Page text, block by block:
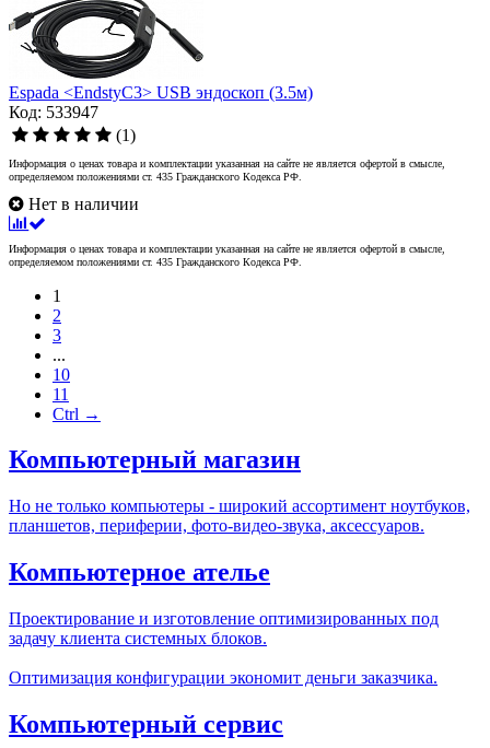
Espada <EndstyC3> USB эндоскоп (3.5м)
Код: 533947
(1)
Информация о ценах товара и комплектации указанная на сайте не является офертой в смысле,
определяемом положениями ст. 435 Гражданского Кодекса РФ.
Нет в наличии
Информация о ценах товара и комплектации указанная на сайте не является офертой в смысле,
определяемом положениями ст. 435 Гражданского Кодекса РФ.
1
2
3
...
10
11
Ctrl →
Компьютерный магазин
Но не только компьютеры - широкий ассортимент ноутбуков,
планшетов, периферии, фото-видео-звука, аксессуаров.
Компьютерное ателье
Проектирование и изготовление оптимизированных под
задачу клиента системных блоков.
Оптимизация конфигурации экономит деньги заказчика.
Компьютерный сервис